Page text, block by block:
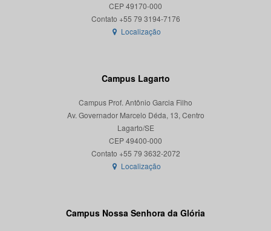
CEP 49170-000
Localização
Campus Lagarto
Campus Prof. Antônio Garcia Filho
Av. Governador Marcelo Déda, 13, Centro
Lagarto/SE
CEP 49400-000
Localização
Campus Nossa Senhora da Glória